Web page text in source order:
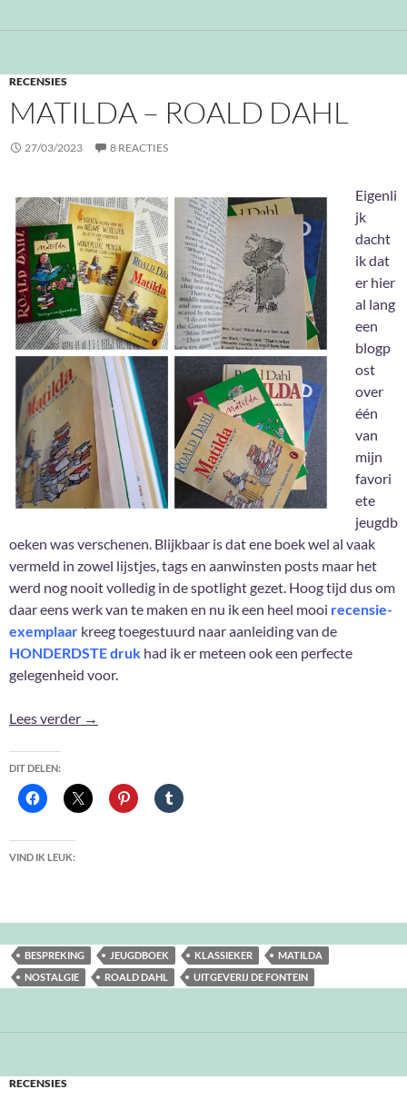
RECENSIES
MATILDA – ROALD DAHL
27/03/2023 8 REACTIES
Eigenli
jk
dacht
ik dat
er hier
al lang
een
blogp
ost
over
één
van
mijn
favori
ete
jeugdb
oeken was verschenen. Blijkbaar is dat ene boek wel al vaak
vermeld in zowel lijstjes, tags en aanwinsten posts maar het
werd nog nooit volledig in de spotlight gezet. Hoog tijd dus om
daar eens werk van te maken en nu ik een heel mooi recensie-
exemplaar kreeg toegestuurd naar aanleiding van de
HONDERDSTE druk had ik er meteen ook een perfecte
gelegenheid voor.
Lees verder Matilda – Roald Dahl
→
DIT DELEN:
VIND IK LEUK:
BESPREKING JEUGDBOEK KLASSIEKER
MATILDA
NOSTALGIE
ROALD DAHL UITGEVERIJ DE FONTEIN
RECENSIES